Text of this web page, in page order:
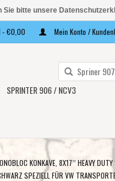
- €0,00 Mein Konto /
SPRINTER 906 / NCV3
KONKAVE, 8X17’’ HEAVY
SPEZIELL FÜR VW
Sie bitte unsere